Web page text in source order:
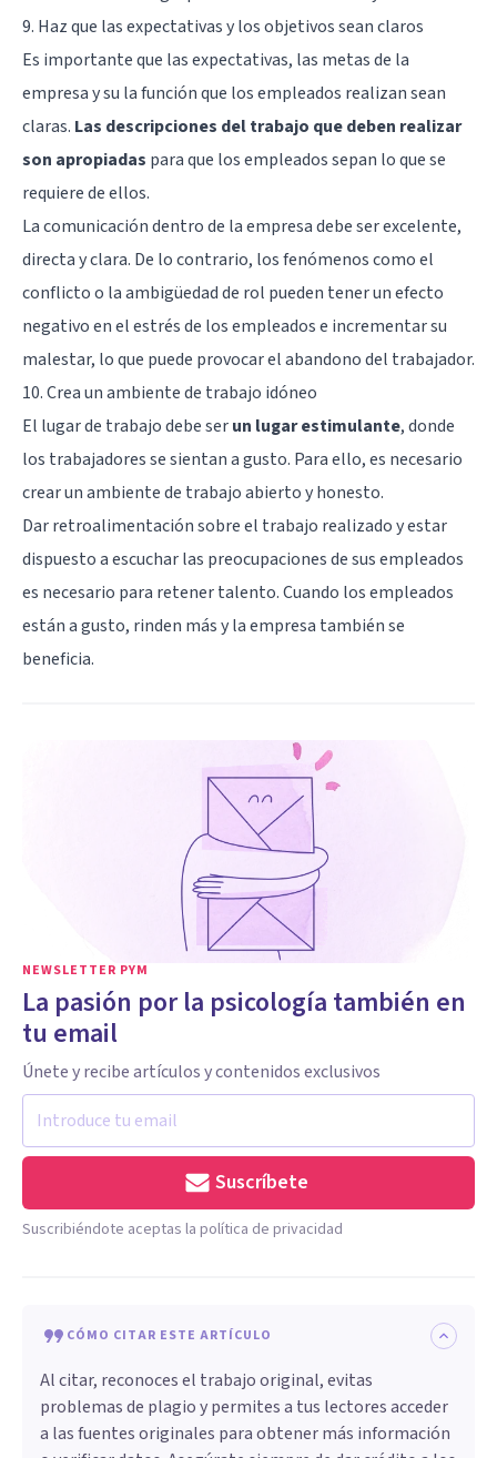
9. Haz que las expectativas y los objetivos sean claros
Es importante que las expectativas, las metas de la
empresa y su la función que los empleados realizan sean
claras. Las descripciones del trabajo que deben realizar
son apropiadas para que los empleados sepan lo que se
requiere de ellos.
La comunicación dentro de la empresa debe ser excelente,
directa y clara. De lo contrario, los fenómenos como el
conflicto o la ambigüedad de rol pueden tener un efecto
negativo en el estrés de los empleados e incrementar su
malestar, lo que puede provocar el abandono del trabajador.
10. Crea un ambiente de trabajo idóneo
El lugar de trabajo debe serun lugar estimulante, donde
los trabajadores se sientan a gusto. Para ello, es necesario
crear un ambiente de trabajo abierto y honesto.
Dar retroalimentación sobre el trabajo realizado y estar
dispuesto a escuchar las preocupaciones de sus empleados
es necesario para retener talento. Cuando los empleados
están a gusto, rinden más y la empresa también se
beneficia.
NEWSLETTER PYM
La pasión por la psicología también en
tu email
Únete y recibe artículos y contenidos exclusivos
Suscríbete
Suscribiéndote aceptas la política de privacidad
CÓMO CITAR ESTE ARTÍCULO
Al citar, reconoces el trabajo original, evitas
problemas de plagio y permites a tus lectores acceder
a las fuentes originales para obtener más información